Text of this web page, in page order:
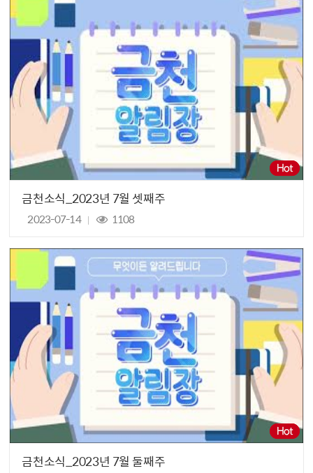
금천소식_2023년 7월 셋째주
2023-07-14 1108
금천소식_2023년 7월 둘째주